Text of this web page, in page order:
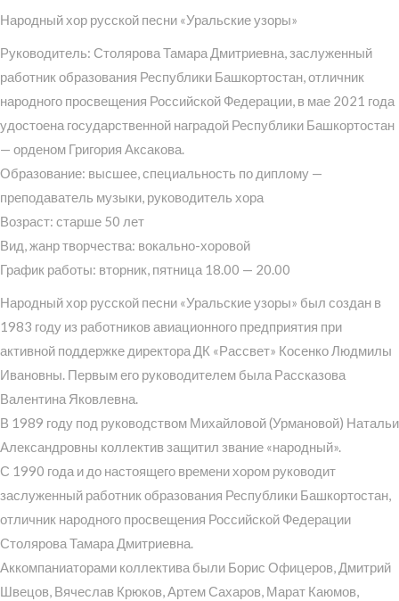
Народный хор русской песни «Уральские узоры»
Руководитель: Столярова Тамара Дмитриевна, заслуженный
работник образования Республики Башкортостан, отличник
народного просвещения Российской Федерации, в мае 2021 года
удостоена государственной наградой Республики Башкортостан
— орденом Григория Аксакова.
Образование: высшее, специальность по диплому —
преподаватель музыки, руководитель хора
Возраст: старше 50 лет
Вид, жанр творчества: вокально-хоровой
График работы: вторник, пятница 18.00 — 20.00
Народный хор русской песни «Уральские узоры» был создан в
1983 году из работников авиационного предприятия при
активной поддержке директора ДК «Рассвет» Косенко Людмилы
Ивановны. Первым его руководителем была Рассказова
Валентина Яковлевна.
В 1989 году под руководством Михайловой (Урмановой) Натальи
Александровны коллектив защитил звание «народный».
С 1990 года и до настоящего времени хором руководит
заслуженный работник образования Республики Башкортостан,
отличник народного просвещения Российской Федерации
Столярова Тамара Дмитриевна.
Аккомпаниаторами коллектива были Борис Офицеров, Дмитрий
Швецов, Вячеслав Крюков, Артем Сахаров, Марат Каюмов,